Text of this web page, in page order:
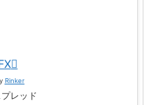
Rinker
レッド